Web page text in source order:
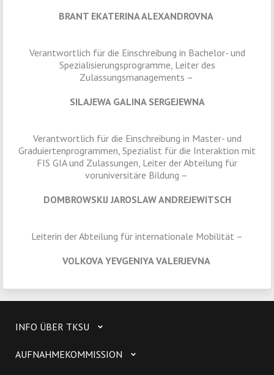
BRANT EKATERINA ALEXANDROVNA
Verantwortlich für die Einschreibung in Bachelor- und
Spezialisierungsprogramme, Leiter des
Zulassungsmanagements –
SILAJEWA GALINA SERGEJEWNA
Verantwortlich für die Einschreibung in Master- und
Graduiertenprogrammen, Spezialist für die Interaktion mit
FIS GIA und Zulassungen, Leiter der Abteilung für
voruniversitäre Bildung –
DOMBROWSKIJ JAROSLAW ANDREJEWITSCH
Leiterin der Abteilung für internationale Mobilität –
VOLKOVA YEVGENIYA VALERJEVNA
INFO ÜBER TKSU
AUFNAHMEKOMMISSION